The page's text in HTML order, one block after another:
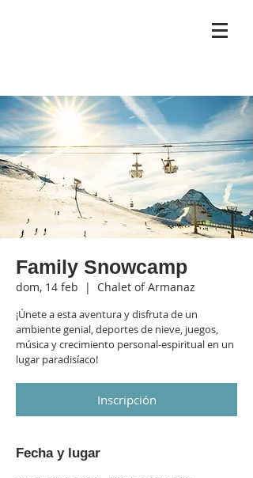
Family Snowcamp
dom, 14 feb
  |
Chalet of Armanaz
¡Únete a esta aventura y disfruta de un
ambiente genial, deportes de nieve, juegos,
música y crecimiento personal-espiritual en un
lugar paradisíaco!
Inscripción
Fecha y lugar